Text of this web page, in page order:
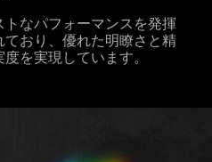
なパフォーマンスを発揮
おり、優れた明瞭さと精
を実現しています。